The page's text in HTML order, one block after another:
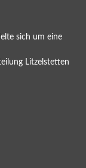
sich um eine
Litzelstetten